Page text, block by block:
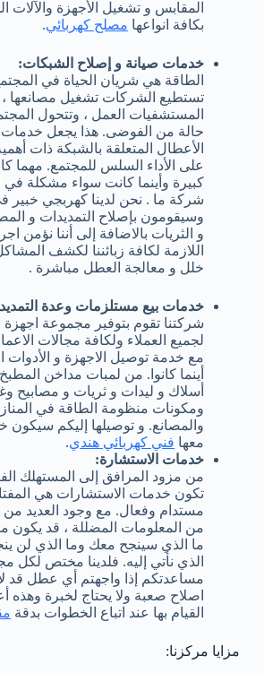
المقابس و تشغيل الأجهزة والآلات
بكافة انواعها مصلح كهربائي.
خدمات صيانة و إصلاح الشبكات:
الطاقة هي شريان الحياة في
تستطيع الشركات تشغيل مصانعها ،
المستشفيات العمل ، وتتحول
حالة من الفوضى. هذا يجعل خدمات
الأعطال المتعلقة بالشبكة ذات
على الأداء السلس للمجتمع. مهما
كبيرة وأينما كانت سواء مشكلة في
شركة ما . نحن لدينا كهربجي
وسيقومون بإصلاح التمديدات و
و الثريات بالاضافة إلى أننا نؤمن
اللازمة لكافة زبائننا لكشف
خلل و معالجة العطل مباشرة .
خدمات بيع مستلزمات وعدة
شركتنا تقوم بتوفير مجموعة
لجميع العملاء ولكافة مجالات
مع خدمة توصيل الاجهزة و الأدوات
أينما كانوا. من لمبات مداخن
أسلاك و ليدات و ثريات و مصابيح
ومكونات منظومة الطاقة في
والمصانع. و توصيلها إليكم سيكون
معها فني كهربائي هندي.
خدمات الاستشارة:
من مزود المرافق إلى المستهلك
تكون خدمات الاستشارات هي
مستدام وفعال. مع وجود العديد من
من المعلومات المضللة ، قد
ما الذي سينجح معك وما الذي لن
الذي نأتي إليه. فلدينا مختص لكل
مساعدتكم إذا واجهتم أي عطل قد لا
اصلاح صعبة ولا يحتاج لخبرة
القيام بها عند اتباع الخطوات بدقة
مزايا مركزنا: